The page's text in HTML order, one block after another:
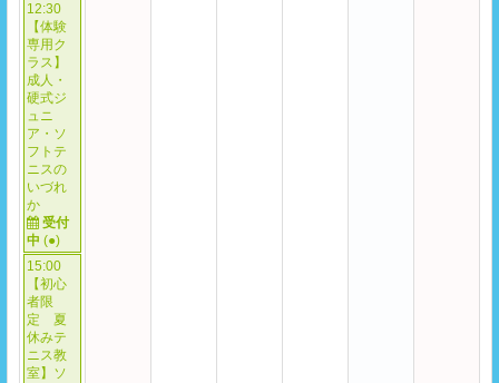
12:30
【体験
専用ク
ラス】
成人・
硬式ジ
ュニ
ア・ソ
フトテ
ニスの
いづれ
か
受付
中 (●)
15:00
【初心
者限
定 夏
休みテ
ニス教
室】ソ